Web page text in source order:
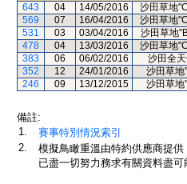
643
04 14/05/2016 沙田草地
569
07 16/04/2016 沙田草地
531
03 03/04/2016 沙田草地
478
04 13/03/2016 沙田草地
383
06 06/02/2016 沙田全
352
12 24/01/2016 沙田草地
246
09 13/12/2015 沙田草地
備註:
1.
賽事特別情況索引
2.
模擬鳥瞰重溫由特約供應商提
已盡一切努力務求有關資料盡